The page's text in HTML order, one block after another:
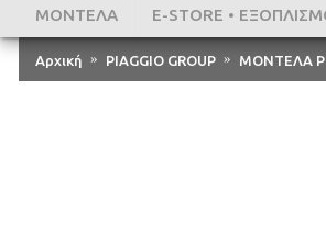
ΜΟΝΤΕΛΑ E-STORE •
Αρχική PIAGGIO GROUP ΜΟΝΤΕΛΑ